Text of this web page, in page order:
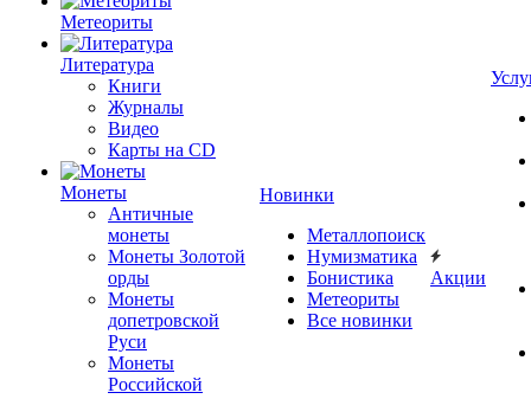
Метеориты
Литература
Книги
Журналы
Видео
Карты на CD
Монеты
Античные
монеты
Монеты Золотой
орды
Монеты
допетровской
Руси
Монеты
Российской
Новинки
Металлопоиск
Нумизматика
Бонистика
Метеориты
Все новинки
Акции